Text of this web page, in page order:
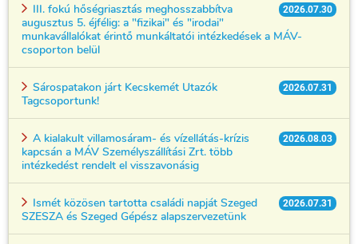
2026.07.30
III. fokú hőségriasztás meghosszabbítva
augusztus 5. éjfélig: a "fizikai" és "irodai"
munkavállalókat érintő munkáltatói intézkedések a MÁV-
csoporton belül
2026.07.31
Sárospatakon járt Kecskemét Utazók
Tagcsoportunk!
2026.08.03
A kialakult villamosáram- és vízellátás-krízis
kapcsán a MÁV Személyszállítási Zrt. több
intézkedést rendelt el visszavonásig
2026.07.31
Ismét közösen tartotta családi napját Szeged
SZESZA és Szeged Gépész alapszervezetünk